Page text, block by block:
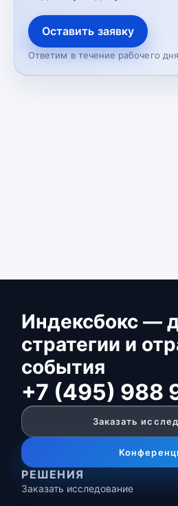
Оставить заявку
Ответим в течение рабочего
Индексбокс —
стратегии и
события
+7 (495) 988
Заказать
РЕШЕНИЯ
Заказать исследование